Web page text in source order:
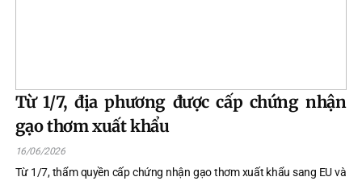
Từ 1/7, địa phương được cấp chứng nhận
gạo thơm xuất khẩu
16/06/2026
Từ 1/7, thẩm quyền cấp chứng nhận gạo thơm xuất khẩu sang EU và